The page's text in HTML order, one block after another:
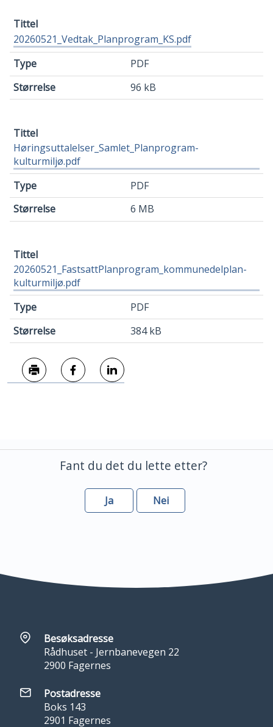
Tittel
Type
Størrelse
20260521_Vedtak_Planprogram_KS.pdf
PDF
96 kB
Høringsuttalelser_Samlet_Planprogram-
kulturmiljø.pdf
PDF
6 MB
20260521_FastsattPlanprogram_kommunedelplan-
kulturmiljø.pdf
PDF
384 kB
Fant du det du lette etter?
Ja Nei
Besøksadresse
Rådhuset - Jernbanevegen 22
2900 Fagernes
Postadresse
Boks 143
2901 Fagernes